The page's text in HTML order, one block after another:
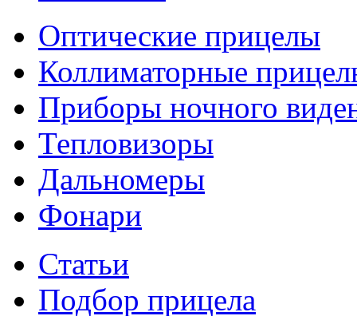
Оптические прицелы
Коллиматорные
Приборы ночного
Тепловизоры
Дальномеры
Фонари
Статьи
Подбор прицела